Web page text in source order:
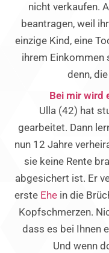
nicht verkaufen.
beantragen, weil
einzige Kind, eine
ihrem Einkommen
denn,
Bei mir wird
Ulla (42) hat
gearbeitet. Dann
nun 12 Jahre
sie keine Rente
abgesichert ist. Er
erste Ehe in die
Kopfschmerzen.
dass es bei Ihnen
Und wenn